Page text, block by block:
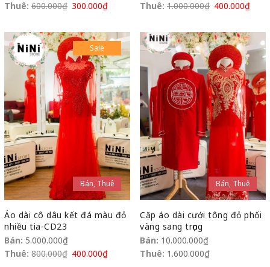
Thuê: 600.000₫ 300.000₫
Thuê: 1.000.000₫ 400.000₫
Bán, Thuê
Sale
Áo dài cô dâu kết đá màu đỏ
nhiều tia-CD23
Bán: 5.000.000₫
Thuê: 800.000₫ 400.000₫
Bán, Thuê
Cặp áo dài cưới tông đỏ phối
vàng sang trọng
Bán: 10.000.000₫
Thuê: 1.600.000₫